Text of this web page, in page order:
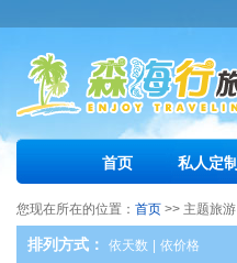
首页 私人定制
您现在所在的位置： 首页 >> 主题旅游
排列方式： 依天数 依价格